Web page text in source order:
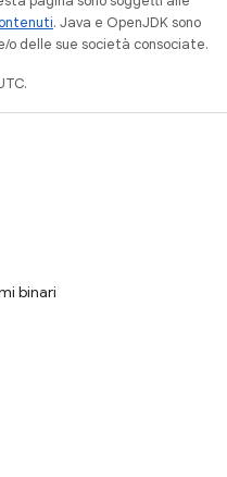
. Java e OpenJDK sono
delle sue società consociate.
binari